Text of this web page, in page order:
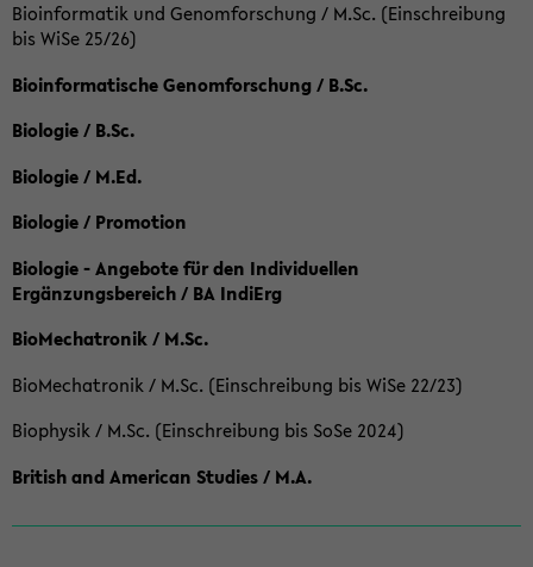
Bioinformatik und Genomforschung / M.Sc. (Einschreibung
bis WiSe 25/26)
Bioinformatische Genomforschung / B.Sc.
Biologie / B.Sc.
Biologie / M.Ed.
Biologie / Promotion
Biologie - Angebote für den Individuellen
Ergänzungsbereich / BA IndiErg
BioMechatronik / M.Sc.
BioMechatronik / M.Sc. (Einschreibung bis WiSe 22/23)
Biophysik / M.Sc. (Einschreibung bis SoSe 2024)
British and American Studies / M.A.